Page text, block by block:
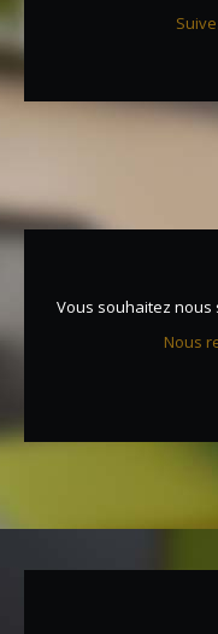
Vous souhaitez nous
Nous